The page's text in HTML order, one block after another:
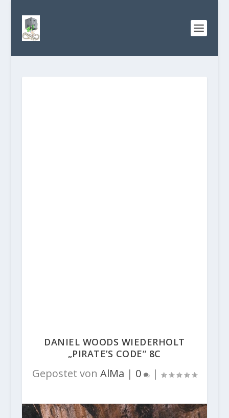
DANIEL WOODS WIEDERHOLT
„PIRATE’S CODE“ 8C
Gepostet von AlMa | 0 |